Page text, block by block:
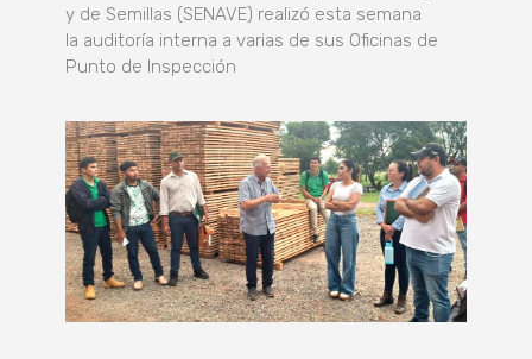
y de Semillas (SENAVE) realizó esta semana
la auditoría interna a varias de sus Oficinas de
Punto de Inspección